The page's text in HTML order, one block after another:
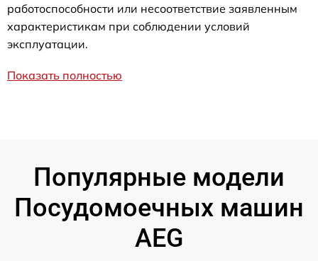
работоспособности или несоответствие заявленным
характеристикам при соблюдении условий
эксплуатации.
Показать полностью
Популярные модели
Посудомоечных машин
AEG